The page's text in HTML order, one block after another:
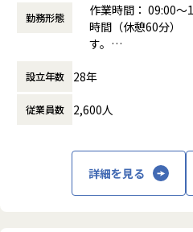
です。
また、「エンジニアファースト」
は行わず、最終的な案件の選択は
しています。
常に安心して働ける環境づくりに
拠点長をはじめ営業・事務スタッ
温かみのある雰囲気の職場です。
▼キャリアパス
一人一人の希望をお伺いし、それ
勤務形態
作業時間： 09:00
時間（休憩60分）
す。
時など）
休憩時間： 60分
設立年数 28年
従業員数 2,600人
詳細を見る